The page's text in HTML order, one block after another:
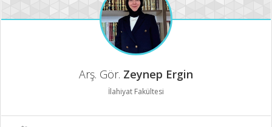
Arş. Gör. Zeynep Ergin
İlahiyat Fakültesi